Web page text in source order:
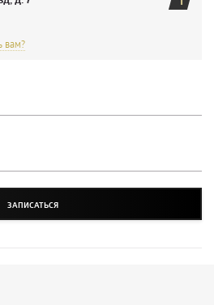
вам?
ЗАПИСАТЬСЯ